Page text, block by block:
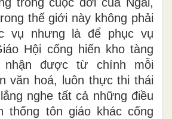
thế giới này không phải
vụ nhưng là để phục vụ
Hội cống hiến kho tàng
được từ chính mỗi
văn hoá, luôn thực thi thái
nghe tất cả những điều
thống tôn giáo khác cống